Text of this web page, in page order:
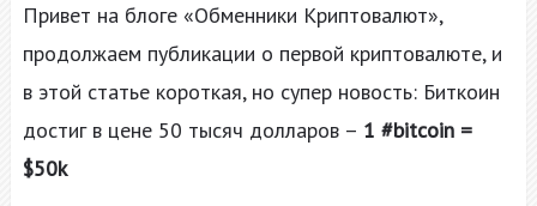
Привет на блоге «Обменники Криптовалют»,
продолжаем публикации о первой криптовалюте, и
в этой статье короткая, но супер новость: Биткоин
достиг в цене 50 тысяч долларов – 1 #bitcoin =
$50k